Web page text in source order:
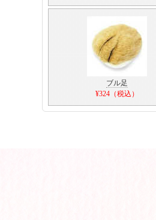
ブル足
¥324（税込）